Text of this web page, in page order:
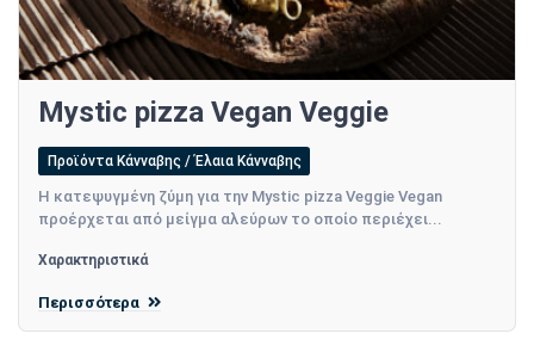
Mystic pizza Vegan Veggie
Προϊόντα Κάνναβης / Έλαια Κάνναβης
Η κατεψυγμένη ζύμη για την Mystic pizza Veggie Vegan
προέρχεται από μείγμα αλεύρων το οποίο περιέχει...
Χαρακτηριστικά
Περισσότερα